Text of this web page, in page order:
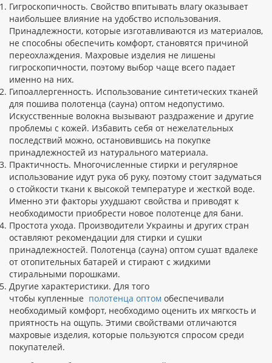
Гигроскопичность. Свойство впитывать влагу оказывает
наибольшее влияние на удобство использования.
Принадлежности, которые изготавливаются из материалов,
не способны обеспечить комфорт, становятся причиной
переохлаждения. Махровые изделия не лишены
гигроскопичности, поэтому выбор чаще всего падает
именно на них.
Гипоаллергенность. Использование синтетических тканей
для пошива полотенца (сауна) оптом недопустимо.
Искусственные волокна вызывают раздражение и другие
проблемы с кожей. Избавить себя от нежелательных
последствий можно, остановившись на покупке
принадлежностей из натурального материала.
Практичность. Многочисленные стирки и регулярное
использование идут рука об руку, поэтому стоит задуматься
о стойкости ткани к высокой температуре и жесткой воде.
Именно эти факторы ухудшают свойства и приводят к
необходимости приобрести новое полотенце для бани.
Простота ухода. Производители Украины и других стран
оставляют рекомендации для стирки и сушки
принадлежностей. Полотенца (сауна) оптом сушат вдалеке
от отопительных батарей и стирают с жидкими
стиральными порошками.
Другие характеристики. Для того
чтобы купленные полотенца оптом обеспечивали
необходимый комфорт, необходимо оценить их мягкость и
приятность на ощупь. Этими свойствами отличаются
махровые изделия, которые пользуются спросом среди
покупателей.